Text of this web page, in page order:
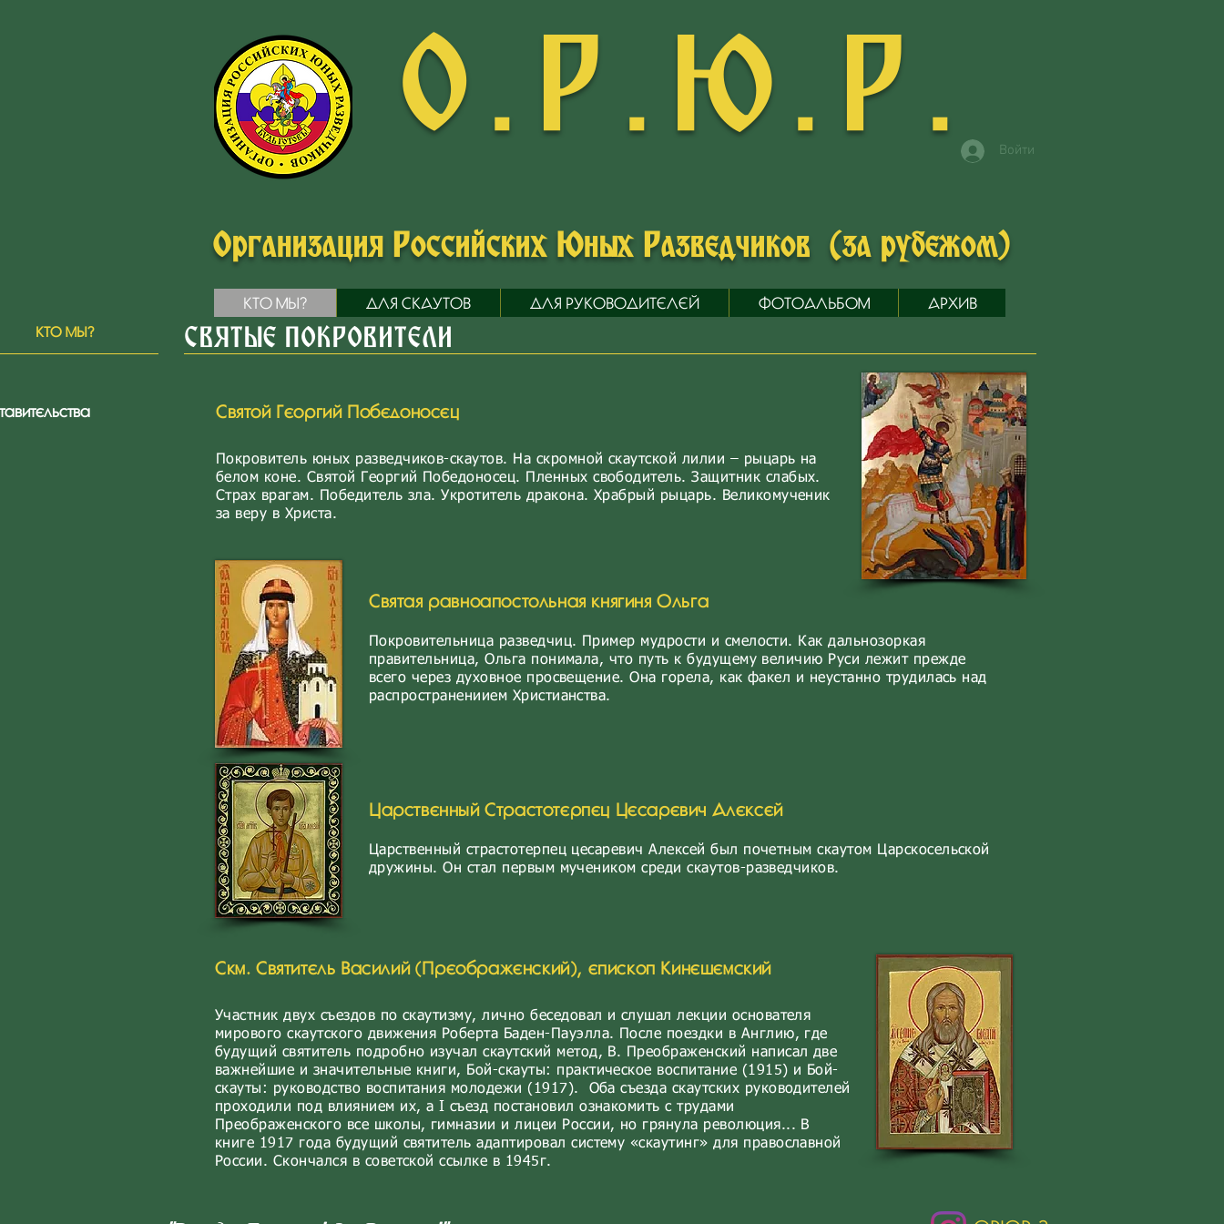
О.Р.Ю.Р. Войти
Организация Российских Юных Разведчиков (за рубежом)
КТО МЫ? ДЛЯ СКАУТОВ ДЛЯ РУКОВОДИТЕЛЕЙ ФОТОАЛЬБОМ АРХИВ
КТО МЫ? СВЯТЫЕ ПОКРОВИТЕЛИ
Святой Георгий Победоносец
Покровитель юных разведчиков-скаутов. На скромной скаутской лилии – рыцарь на
белом коне. Святой Георгий Победоносец. Пленных свободитель. Защитник слабых.
Страх врагам. Победитель зла. Укротитель дракона. Храбрый рыцарь. Великомученик
за веру в Христа.
Святая равноапостольная княгиня Ольга
Покровительница разведчиц. Пример мудрости и смелости. Как дальнозоркая
правительница, Ольга понимала, что путь к будущему величию Руси лежит прежде
всего через духовное просвещение. Она горела, как факел и неустанно трудилась над
распространениием Христианства.
Царственный Cтрастотерпец Цесаревич Алексей
Царственный страстотерпец цесаревич Алексей был почетным скаутом Царскосельской
дружины. Он стал первым мучеником среди скаутов-разведчиков.
Скм. Святитель Василий (Преображенский), епископ Кинешемский
Участник двух съездов по скаутизму, лично беседовал и слушал лекции основателя
мирового скаутского движения Роберта Баден-Пауэлла. После поездки в Англию, где
будущий святитель подробно изучал скаутский метод, В. Преображенский написал две
важнейшие и значительные книги, Бой-скауты: практическое воспитание (1915) и Бой-
скауты: руководство воспитания молодежи (1917). Оба съезда скаутских руководителей
проходили под влиянием их, а I съезд постановил ознакомить с трудами
Преображенского все школы, гимназии и лицеи России, но грянула революция... В
книге 1917 года будущий святитель адаптировал систему «скаутинг» для православной
России. Скончался в советской ссылке в 1945г.